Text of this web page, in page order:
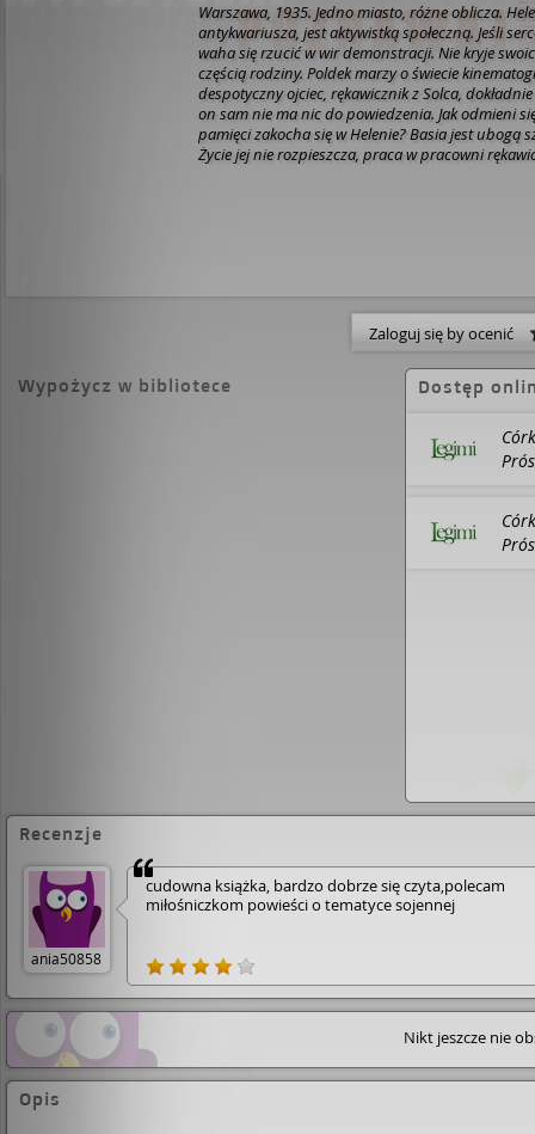
Warszawa, 1935. Jedno miasto, różne oblicza.
antykwariusza, jest aktywistką społeczną. Jeśli
waha się rzucić w wir demonstracji. Nie kryje
częścią rodziny. Poldek marzy o świecie
despotyczny ojciec, rękawicznik z Solca,
on sam nie ma nic do powiedzenia. Jak odmieni
pamięci zakocha się w Helenie?Basia jest ubogą
Życie jej nie rozpieszcza, praca w pracowni
do barwnego, wielokulturowego miasta, którego
autorka i współautorka powieści fantastycznych
bestsellerowego "Kaprysu milionera",
nagrody polskiego fandomu im. Janusza A.
"Lubimy czytać" na Książkę roku 2019 w kategorii
i horror". Zastępczyni redaktora naczelnego
Zaloguj się by ocenić
Wypożycz w bibliotece Dostęp
Recenzje
ania50858
cudowna książka, bardzo dobrze się czyta,polecam
miłośniczkom powieści o tematyce sojennej
Nikt jeszcze nie
Opis